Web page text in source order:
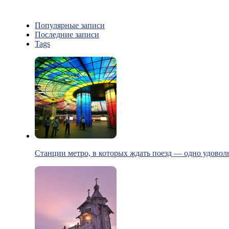
Популярные записи
Последние записи
Tags
Станции метро, в которых ждать поезд — одно